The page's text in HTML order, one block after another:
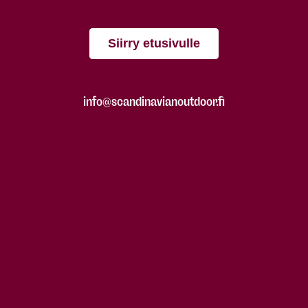
Siirry etusivulle
info@scandinavianoutdoor.fi